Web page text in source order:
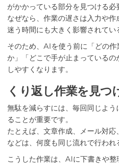
がかかっている部分を見つける必
なぜなら、作業の遅さは入力や
迷う時間にも大きく影響されてい
そのため、AIを使う前に「どの
か」「どこで手が止まっている
しやすくなります。
くり返し作業を見つ
無駄を減らすには、毎回同じよ
ることが重要です。
たとえば、文章作成、メール対
などは、何度も同じ流れで行われ
こうした作業は、AIに下書きや